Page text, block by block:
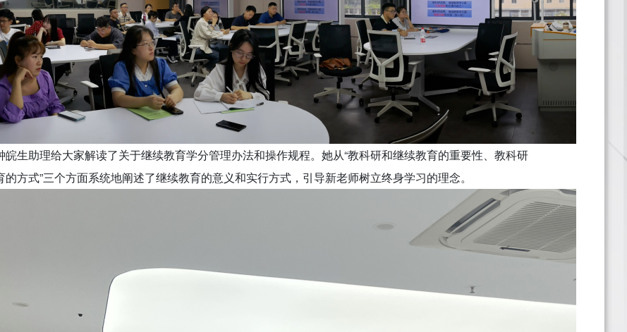
皖生助理给大家解读了关于继续教育学分管理办法和操作规程。她从“教科研和继续教育的重要性、教科研
方式”三个方面系统地阐述了继续教育的意义和实行方式，引导新老师树立终身学习的理念。